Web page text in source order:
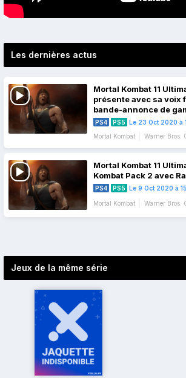
Les dernières actus
Mortal Kombat 11
présente avec sa voix
bande-annonce de
PS4 PS5 Le 23 Oct 2020 à
Mortal Kombat
Warner Bros.
Mortal Kombat 11
Kombat Pack 2 avec
PS4 PS5 Le 9 Oct 2020 à
Mortal Kombat Warner Bros.
des
articles
Jeux de la même série